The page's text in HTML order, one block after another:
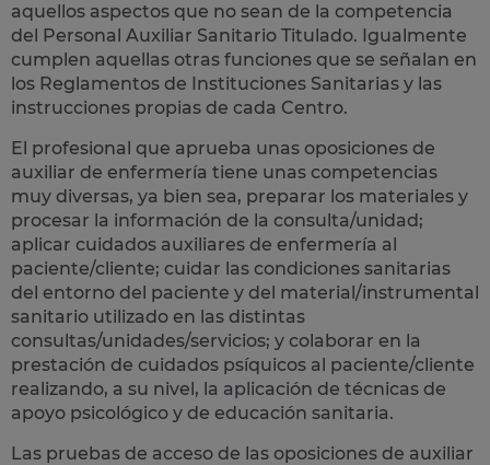
aquellos aspectos que no sean de la competencia
del Personal Auxiliar Sanitario Titulado. Igualmente
cumplen aquellas otras funciones que se señalan en
los Reglamentos de Instituciones Sanitarias y las
instrucciones propias de cada Centro.
El profesional que aprueba unas oposiciones de
auxiliar de enfermería tiene unas competencias
muy diversas, ya bien sea, preparar los materiales y
procesar la información de la consulta/unidad;
aplicar cuidados auxiliares de enfermería al
paciente/cliente; cuidar las condiciones sanitarias
del entorno del paciente y del material/instrumental
sanitario utilizado en las distintas
consultas/unidades/servicios; y colaborar en la
prestación de cuidados psíquicos al paciente/cliente
realizando, a su nivel, la aplicación de técnicas de
apoyo psicológico y de educación sanitaria.
Las pruebas de acceso de las oposiciones de auxiliar